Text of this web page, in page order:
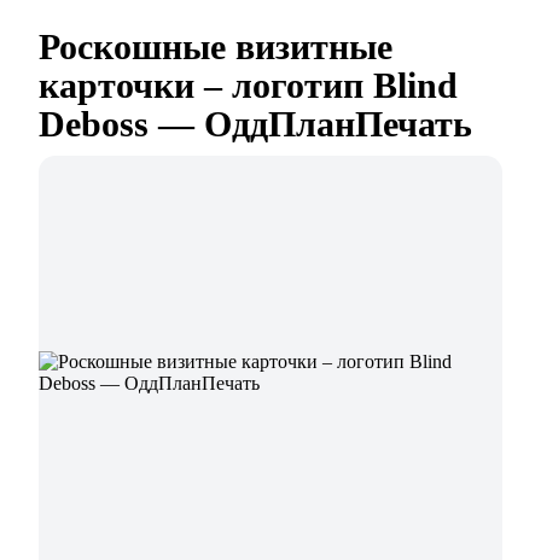
Роскошные визитные
карточки – логотип Blind
Deboss — ОддПланПечать